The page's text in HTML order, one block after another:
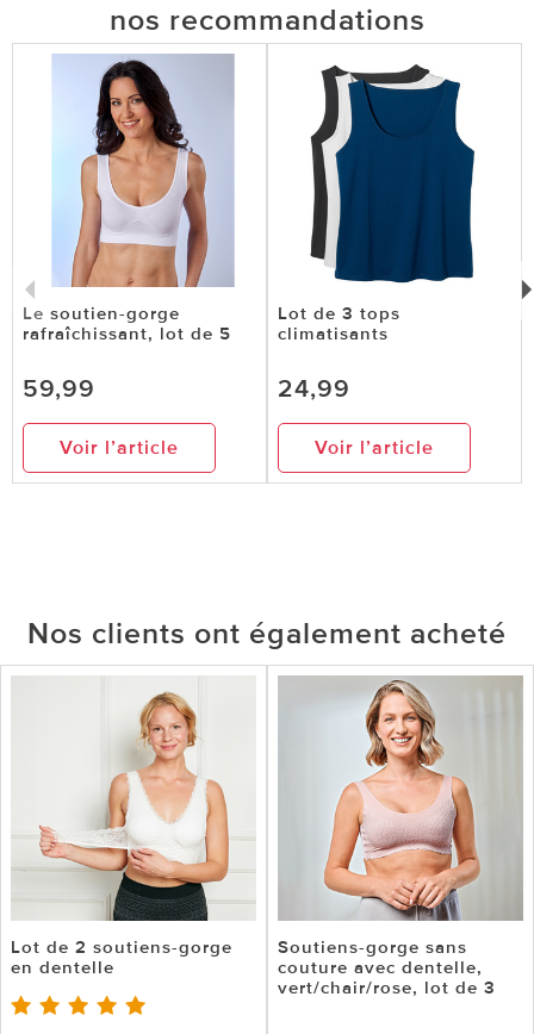
nos recommandations
Le soutien-gorge
rafraîchissant, lot de 5
59,99
Voir l’article
Lot de 3 tops
climatisants
24,99
Voir l’article
Nos clients ont également acheté
Lot de 2 soutiens-gorge
en dentelle
Soutiens-gorge sans
couture avec dentelle,
vert/chair/rose, lot de 3